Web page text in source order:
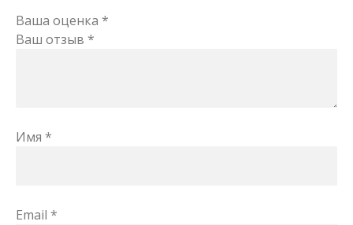
Ваша оценка *
Ваш отзыв *
Имя *
Email *